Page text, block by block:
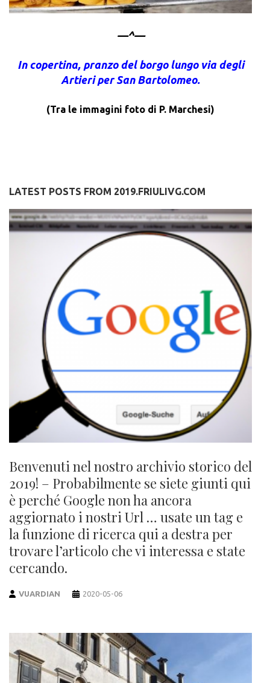
—^—
In copertina, pranzo del borgo lungo via degli
Artieri per San Bartolomeo.
(Tra le immagini foto di P. Marchesi)
LATEST POSTS FROM 2019.FRIULIVG.COM
Benvenuti nel nostro archivio storico del
2019! – Probabilmente se siete giunti qui
è perché Google non ha ancora
aggiornato i nostri Url … usate un tag e
la funzione di ricerca qui a destra per
trovare l’articolo che vi interessa e state
cercando.
VUARDIAN 2020-05-06